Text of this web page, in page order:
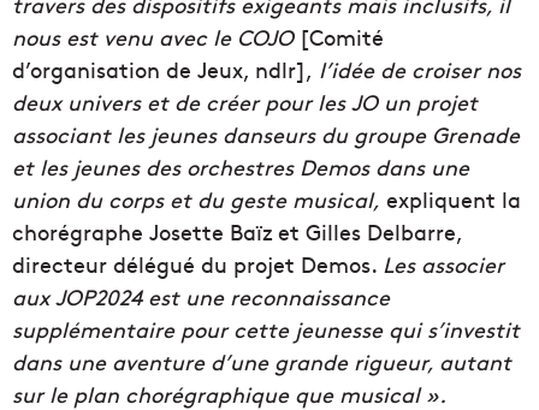
nous est venu avec le COJO [Comité
d’organisation de Jeux, ndlr], l’idée de croiser nos
deux univers et de créer pour les JO un projet
associant les jeunes danseurs du groupe Grenade
et les jeunes des orchestres Demos dans une
union du corps et du geste musical, expliquent la
chorégraphe Josette Baïz et Gilles Delbarre,
directeur délégué du projet Demos. Les associer
aux JOP2024 est une reconnaissance
supplémentaire pour cette jeunesse qui s’investit
dans une aventure d’une grande rigueur, autant
sur le plan chorégraphique que musical ».